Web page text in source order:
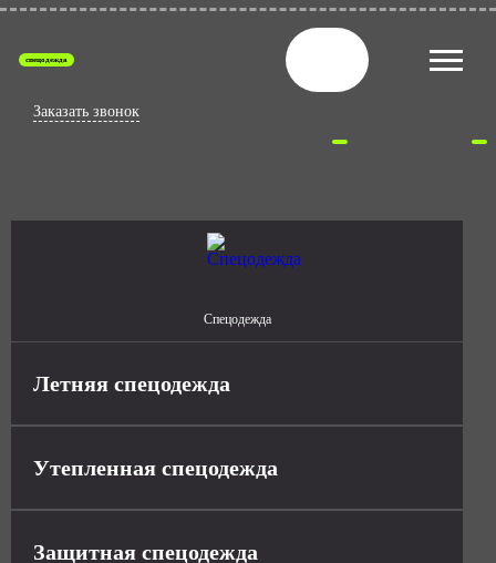
спецодежда
Заказать звонок
Спецодежда
Летняя спецодежда
Утепленная спецодежда
Защитная спецодежда